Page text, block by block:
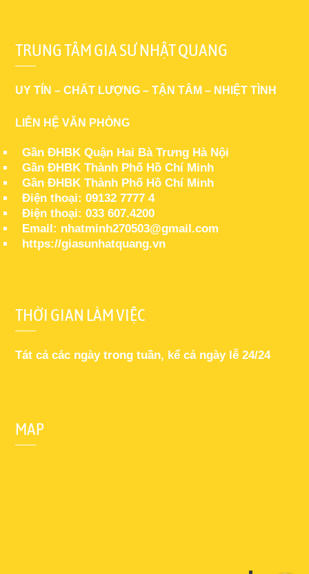
TRUNG TÂM GIA SƯ NHẬT QUANG
UY TÍN – CHẤT LƯỢNG – TẬN TÂM – NHIỆT TÌNH
LIÊN HỆ VĂN PHÒNG
Gần ĐHBK Quận Hai Bà Trưng Hà Nội
Gần ĐHBK Thành Phố Hồ Chí Minh
Gần ĐHBK Thành Phố Hồ Chí Minh
Điện thoại: 09132 7777 4
Điện thoại: 033 607.4200
Email: nhatminh270503@gmail.com
https://giasunhatquang.vn
THỜI GIAN LÀM VIỆC
Tát cả các ngày trong tuần, kể cả ngày lễ 24/24
MAP